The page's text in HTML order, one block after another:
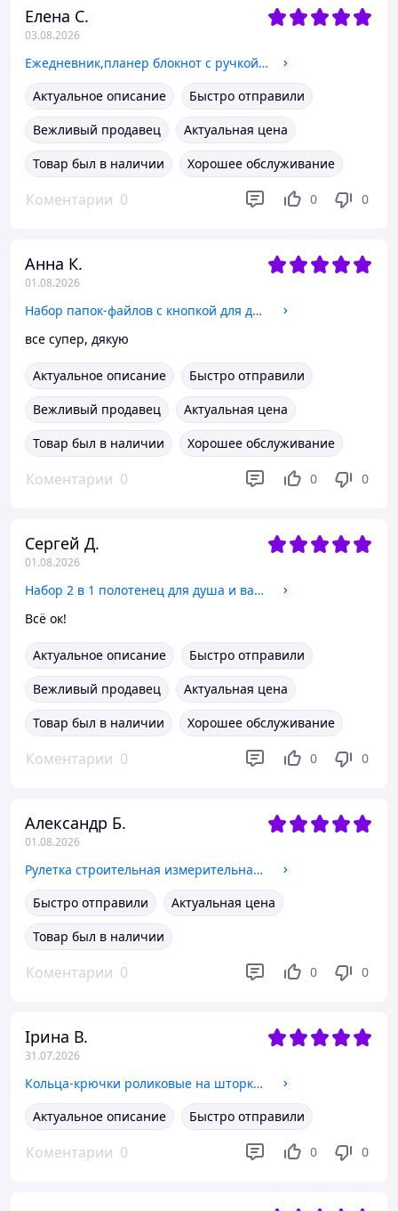
Елена С.
03.08.2026
Ежедневник,планер блокнот с ручкой на 100 листов,формат А5,записная книжка,планер в мягкой обложке,цвет чёрный
Актуальное описание
Быстро отправили
Вежливый продавец
Актуальная цена
Товар был в наличии
Хорошее обслуживание
Коментарии 0 0 0
Анна К.
01.08.2026
Набор папок-файлов с кнопкой для документов 4 шт формат А4 папка-конверт для фолдера папки-органайзеры прозрачные, фиолетовый
все супер, дякую
Актуальное описание
Быстро отправили
Вежливый продавец
Актуальная цена
Товар был в наличии
Хорошее обслуживание
Коментарии 0 0 0
Сергей Д.
01.08.2026
Набор 2 в 1 полотенец для душа и ванной для лица и тела,комплект банных флисовых полотенец 2 шт. цвет синий
Всё ок!
Актуальное описание
Быстро отправили
Вежливый продавец
Актуальная цена
Товар был в наличии
Хорошее обслуживание
Коментарии 0 0 0
Александр Б.
01.08.2026
Рулетка строительная измерительная 5м,прорезиненная с метрической шкалой с автоматическим замком, противоударная черно-зеленая
Быстро отправили
Актуальная цена
Товар был в наличии
Коментарии 0 0 0
Ірина В.
31.07.2026
Кольца-крючки роликовые на шторку для ванной и душевой комнаты ролики на штору металлические, оттенок никель 12 штук
Актуальное описание
Быстро отправили
Коментарии 0 0 0